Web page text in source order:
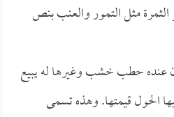
الثمرة مثل التمور والعنب بنص
عنده حطب خشب وغيرها له يبيع
الحول قيمتها. وهذه تسمى